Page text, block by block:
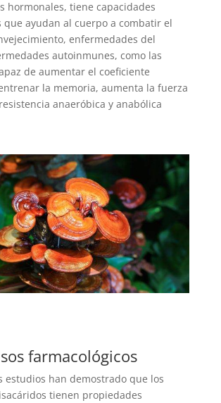
hormonales, tiene capacidades
que ayudan al cuerpo a combatir el
enfermedades del
autoinmunes, como las
de aumentar el coeficiente
la memoria, aumenta la fuerza
anaeróbica y anabólica
farmacológicos
estudios han demostrado que los
tienen propiedades